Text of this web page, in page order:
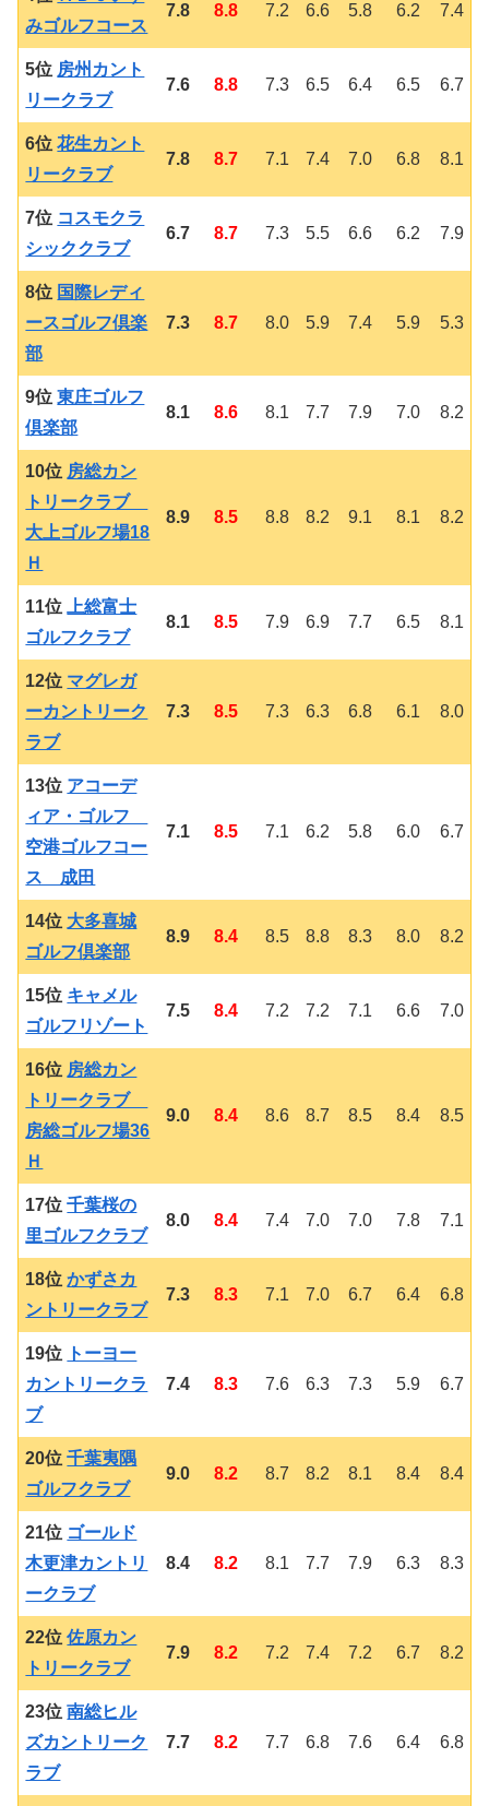
みゴルフコース
7.8 8.8 7.2 6.6 5.8 6.2 7.4
5位 房州カント
リークラブ
7.6 8.8 7.3 6.5 6.4 6.5 6.7
6位花生カント
リークラブ
7.8 8.7 7.1 7.4 7.0 6.8 8.1
7位 コスモクラ
シッククラブ
6.7 8.7 7.3 5.5 6.6 6.2 7.9
8位 国際レディ
ースゴルフ倶楽
部
7.3 8.7 8.0 5.9 7.4 5.9 5.3
9位東庄ゴルフ
倶楽部
8.1 8.6 8.1 7.7 7.9 7.0 8.2
10位 房総カン
トリークラブ
大上ゴルフ場18
Ｈ
8.9 8.5 8.8 8.2 9.1 8.1 8.2
11位上総富士
ゴルフクラブ
8.1 8.5 7.9 6.9 7.7 6.5 8.1
12位 マグレガ
ーカントリーク
ラブ
7.3 8.5 7.3 6.3 6.8 6.1 8.0
13位 アコーデ
ィア・ゴルフ
空港ゴルフコー
ス 成田
7.1 8.5 7.1 6.2 5.8 6.0 6.7
14位 大多喜城
ゴルフ倶楽部
8.9 8.4 8.5 8.8 8.3 8.0 8.2
15位 キャメル
ゴルフリゾート
7.5 8.4 7.2 7.2 7.1 6.6 7.0
16位 房総カン
トリークラブ
房総ゴルフ場36
Ｈ
9.0 8.4 8.6 8.7 8.5 8.4 8.5
17位千葉桜の
里ゴルフクラブ
8.0 8.4 7.4 7.0 7.0 7.8 7.1
18位かずさカ
ントリークラブ
7.3 8.3 7.1 7.0 6.7 6.4 6.8
19位
トーヨー
カントリークラ
ブ
7.4 8.3 7.6 6.3 7.3 5.9 6.7
20位千葉夷隅
ゴルフクラブ
9.0 8.2 8.7 8.2 8.1 8.4 8.4
21位 ゴールド
木更津カントリ
ークラブ
8.4 8.2 8.1 7.7 7.9 6.3 8.3
22位佐原カン
トリークラブ
7.9 8.2 7.2 7.4 7.2 6.7 8.2
23位南総ヒル
ズカントリーク
ラブ
7.7 8.2 7.7 6.8 7.6 6.4 6.8